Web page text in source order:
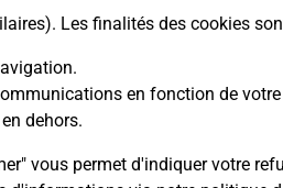
Les finalités des cookies
en fonction de
dehors.
vous permet d'indiquer votre